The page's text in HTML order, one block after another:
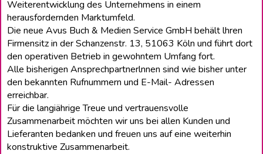
Weiterentwicklung des Unternehmens in einem
herausfordernden Marktumfeld.
Die neue Avus Buch & Medien Service GmbH behält lhren
Firmensitz in der Schanzenstr. 13, 51063 Köln und führt dort
den operativen Betrieb in gewohntem Umfang fort.
Alle bisherigen Ansprechpartnerlnnen sind wie bisher unter
den bekannten Rufnummern und E-Mail- Adressen
erreichbar.
Für die langiährige Treue und vertrauensvolle
Zusammenarbeit möchten wir uns bei allen Kunden und
Lieferanten bedanken und freuen uns auf eine weiterhin
konstruktive Zusammenarbeit.